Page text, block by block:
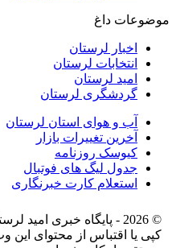
موضوعات داغ
اخبار لرستان
انتخابات لرستان
امید لرستان
گردشگری لرستان
آب و هوای استان لرستان
آخرین تغییرات بازار
کیوسک روزنامه
جدول لیگ های فوتبال
استعلام کارت خبرنگاری
© 2026 - پایگاه خبری اميد لرستان.تمامی حقوق محفوظ است.
کپی یا اقتباس از محتوای این